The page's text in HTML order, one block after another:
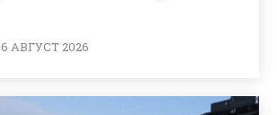
АВГУСТ 2026